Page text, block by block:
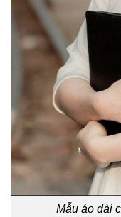
Mẫu áo dài